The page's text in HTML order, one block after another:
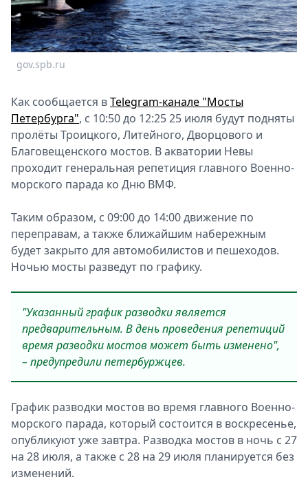
Скачай
Metro
gov.spb.ru
Как сообщается вTelegram-канале "Мосты
Петербурга", с 10:50 до 12:25 25 июля будут подняты
пролёты Троицкого, Литейного, Дворцового и
Благовещенского мостов. В акватории Невы
проходит генеральная репетиция главного Военно-
морского парада ко Дню ВМФ.
Таким образом, с 09:00 до 14:00 движение по
переправам, а также ближайшим набережным
будет закрыто для автомобилистов и пешеходов.
Ночью мосты разведут по графику.
"Указанный график разводки является
предварительным. В день проведения репетиций
время разводки мостов может быть изменено",
– предупредили петербуржцев.
График разводки мостов во время главного Военно-
морского парада, который состоится в воскресенье,
опубликуют уже завтра. Разводка мостов в ночь с 27
на 28 июля, а также с 28 на 29 июля планируется без
изменений.